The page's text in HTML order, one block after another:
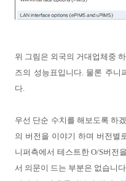
위 그림은 외국의 거대업체중
즈의 성능표입니다.물론 주니
다.
우선 단순 수치를 해보도록 하
의 버전을 이야기 하며 버전별
니퍼측에서 테스트한O/S버전
서 의문이 드는 부분은 없습니다